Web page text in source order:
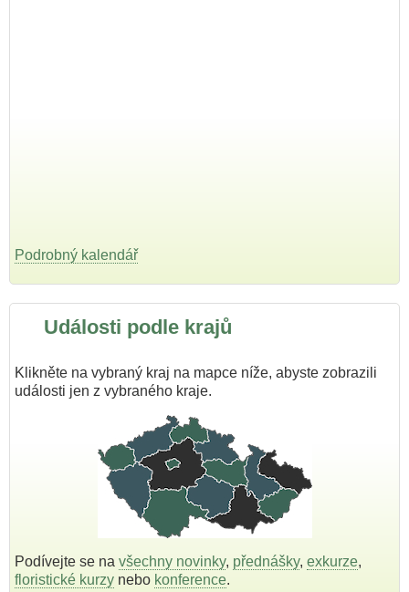
Podrobný kalendář
Události podle krajů
Klikněte na vybraný kraj na mapce níže, abyste zobrazili
události jen z vybraného kraje.
Podívejte se na všechny novinky, přednášky, exkurze,
floristické kurzy nebo konference.